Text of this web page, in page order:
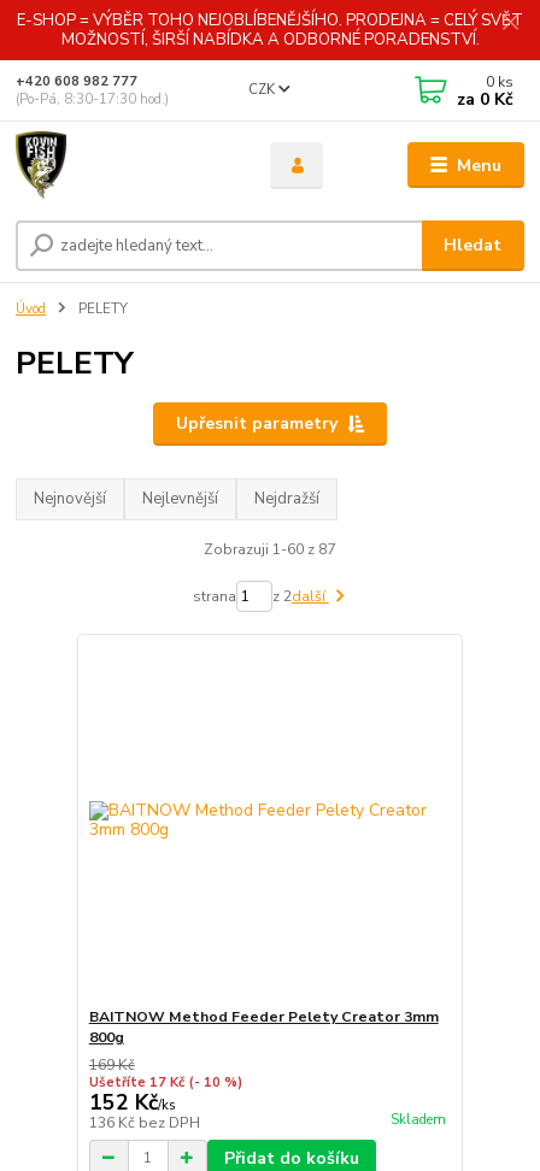
E-SHOP = VÝBĚR TOHO NEJOBLÍBENĚJŠÍHO. PRODEJNA = CELÝ SVĚT
MOŽNOSTÍ, ŠIRŠÍ NABÍDKA A ODBORNÉ PORADENSTVÍ.
Menu
CZK
Hledat
+420 608 982 777
(Po-Pá, 8:30-17:30 hod.)
0 ks
za 0 Kč
Úvod PELETY
PELETY
Upřesnit parametry
Nejnovější Nejlevnější Nejdražší
Zobrazuji 1-60 z 87
strana z 2další
BAITNOW Method Feeder Pelety Creator 3mm
800g
169 Kč
Ušetříte 17 Kč (- 10 %)
152 Kč/ks
136 Kč bez DPH Skladem
Přidat do košíku